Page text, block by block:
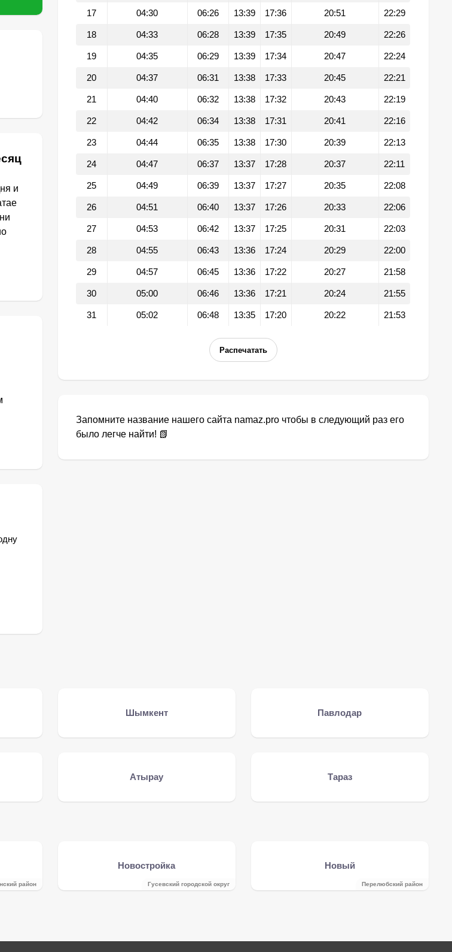
и
17 04:30 06:26 13:39 17:36 20:51 22:29
18 04:33 06:28 13:39 17:35 20:49 22:26
19 04:35 06:29 13:39 17:34 20:47 22:24
20 04:37 06:31 13:38 17:33 20:45 22:21
21 04:40 06:32 13:38 17:32 20:43 22:19
22 04:42 06:34 13:38 17:31 20:41 22:16
23 04:44 06:35 13:38 17:30 20:39 22:13
24 04:47 06:37 13:37 17:28 20:37 22:11
25 04:49 06:39 13:37 17:27 20:35 22:08
26 04:51 06:40 13:37 17:26 20:33 22:06
27 04:53 06:42 13:37 17:25 20:31 22:03
28 04:55 06:43 13:36 17:24 20:29 22:00
29 04:57 06:45 13:36 17:22 20:27 21:58
30 05:00 06:46 13:36 17:21 20:24 21:55
31 05:02 06:48 13:35 17:20 20:22 21:53
Распечатать
Запомните название нашего сайта namaz.pro чтобы в следующий раз его
было легче найти! 📗
Шымкент Павлодар
Атырау Тараз
район
Новостройка
Гусевский городской округ
Новый
Перелюбский район